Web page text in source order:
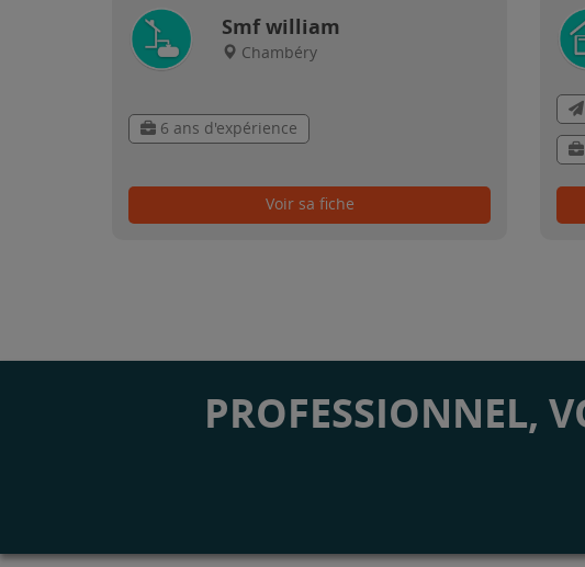
Smf william
Chambéry
6 ans d'expérience
Voir sa fiche
PROFESSIONNEL,